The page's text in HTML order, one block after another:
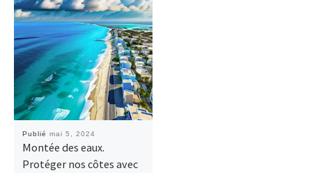
Publié mai 5, 2024
Montée des eaux.
Protéger nos côtes avec